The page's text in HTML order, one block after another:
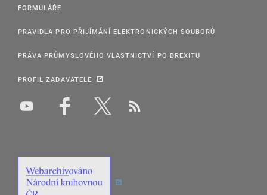
FORMULÁŘE
PRAVIDLA PRO PŘIJÍMÁNÍ ELEKTRONICKÝCH SOUBORŮ
PRÁVA PRŮMYSLOVÉHO VLASTNICTVÍ PO BREXITU
PROFIL ZADAVATELE